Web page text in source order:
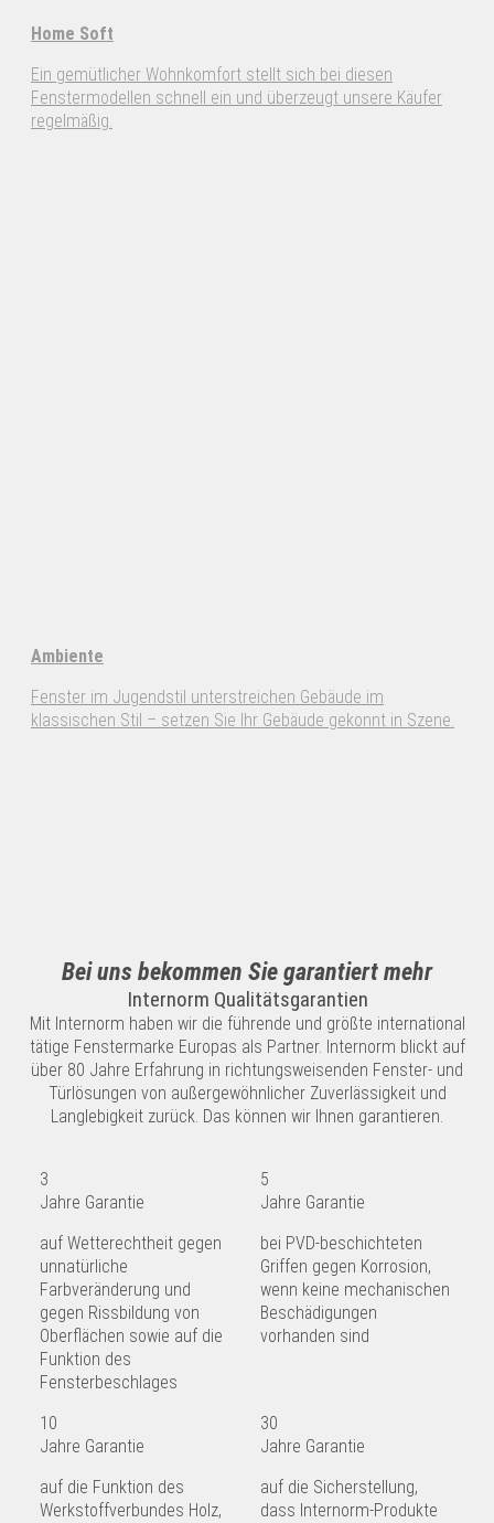
Home Soft
Ein gemütlicher Wohnkomfort stellt sich bei diesen
Fenstermodellen schnell ein und überzeugt unsere Käufer
regelmäßig.
Ambiente
Fenster im Jugendstil unterstreichen Gebäude im
klassischen Stil – setzen Sie Ihr Gebäude gekonnt in Szene.
Bei uns bekommen Sie garantiert mehr
Internorm Qualitätsgarantien
Mit Internorm haben wir die führende und größte international
tätige Fenstermarke Europas als Partner. Internorm blickt auf
über 80 Jahre Erfahrung in richtungsweisenden Fenster- und
Türlösungen von außergewöhnlicher Zuverlässigkeit und
Langlebigkeit zurück. Das können wir Ihnen garantieren.
3
Jahre Garantie
auf Wetterechtheit gegen
unnatürliche
Farbveränderung und
gegen Rissbildung von
Oberflächen sowie auf die
Funktion des
Fensterbeschlages
5
Jahre Garantie
bei PVD-beschichteten
Griffen gegen Korrosion,
wenn keine mechanischen
Beschädigungen
vorhanden sind
10
Jahre Garantie
auf die Funktion des
Werkstoffverbundes Holz,
30
Jahre Garantie
auf die Sicherstellung,
dass Internorm-Produkte